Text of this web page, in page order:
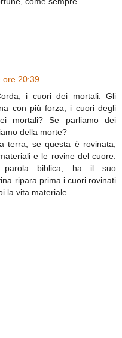
ore 20:39
i cuori dei mortali. Gli
con più forza, i cuori degli
mortali? Se parliamo dei
della morte?
terra; se questa è rovinata,
e le rovine del cuore.
parola biblica, ha il suo
ripara prima i cuori rovinati
la vita materiale.